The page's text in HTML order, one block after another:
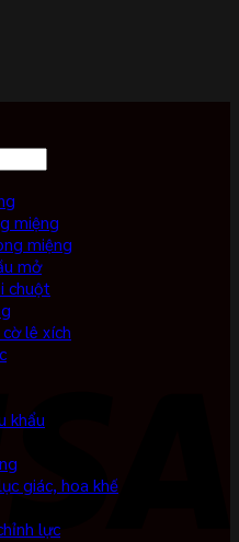
miệng
miệng
mở
chuột
lê xích
khẩu
giác, hoa khế
lực